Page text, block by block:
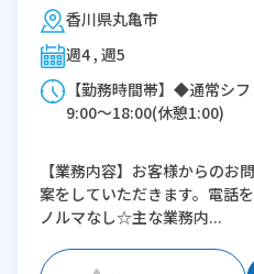
香川県丸亀市
週4 , 週5
【勤務時間帯】◆通常シ
9:00〜18:00(休憩1:00)
※時短：9時~17時等、希
☆
【業務内容】お客様からのお
案をしていただきます。電話
ノルマなし☆主な業務内...